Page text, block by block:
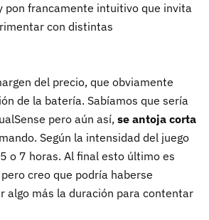
pon francamente intuitivo que invita
con distintas
del precio, que obviamente
de la batería. Sabíamos que sería
pero aún así, se antoja corta
Según la intensidad del juego
o 7 horas. Al final esto último es
creo que podría haberse
algo más la duración para contentar